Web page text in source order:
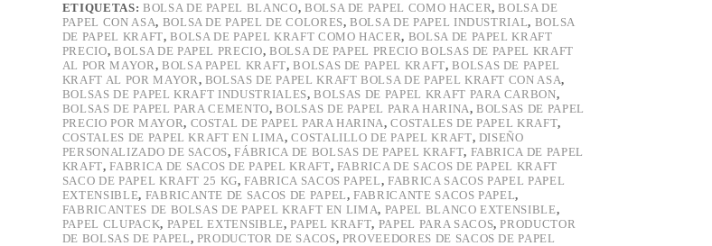
ETIQUETAS: BOLSA DE PAPEL BLANCO, BOLSA DE PAPEL COMO HACER,BOLSA DE
PAPEL CON ASA, BOLSA DE PAPEL DE COLORES,BOLSA DE PAPEL INDUSTRIAL, BOLSA
DE PAPEL KRAFT,BOLSA DE PAPEL KRAFT COMO HACER, BOLSA DE PAPEL KRAFT
PRECIO,BOLSA DE PAPEL PRECIO, BOLSA DE PAPEL PRECIO BOLSAS DE PAPEL KRAFT
AL POR MAYOR, BOLSA PAPEL KRAFT,BOLSAS DE PAPEL KRAFT,BOLSAS DE PAPEL
KRAFT AL POR MAYOR, BOLSAS DE PAPEL KRAFT BOLSA DE PAPEL KRAFT CON ASA,
BOLSAS DE PAPEL KRAFT INDUSTRIALES,BOLSAS DE PAPEL KRAFT PARA CARBON,
BOLSAS DE PAPEL PARA CEMENTO,BOLSAS DE PAPEL PARA HARINA,BOLSAS DE PAPEL
PRECIO POR MAYOR, COSTAL DE PAPEL PARA HARINA,COSTALES DE PAPEL KRAFT,
COSTALES DE PAPEL KRAFT EN LIMA,COSTALILLO DE PAPEL KRAFT, DISEÑO
PERSONALIZADO DE SACOS,FÁBRICA DE BOLSAS DE PAPEL KRAFT, FABRICA DE PAPEL
KRAFT,FABRICA DE SACOS DE PAPEL KRAFT, FABRICA DE SACOS DE PAPEL KRAFT
SACO DE PAPEL KRAFT 25 KG,FABRICA SACOS PAPEL,FABRICA SACOS PAPEL PAPEL
EXTENSIBLE, FABRICANTE DE SACOS DE PAPEL,FABRICANTE SACOS PAPEL,
FABRICANTES DE BOLSAS DE PAPEL KRAFT EN LIMA, PAPEL BLANCO EXTENSIBLE,
PAPEL CLUPACK, PAPEL EXTENSIBLE,PAPEL KRAFT, PAPEL PARA SACOS,PRODUCTOR
DE BOLSAS DE PAPEL, PRODUCTOR DE SACOS, PROVEEDORES DE SACOS DE PAPEL